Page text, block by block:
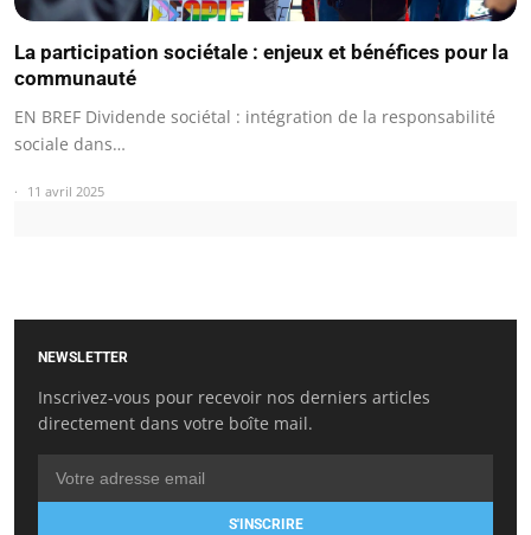
La participation sociétale : enjeux et bénéfices pour la
communauté
EN BREF Dividende sociétal : intégration de la responsabilité
sociale dans…
11 avril 2025
NEWSLETTER
Inscrivez-vous pour recevoir nos derniers articles
directement dans votre boîte mail.
S'INSCRIRE